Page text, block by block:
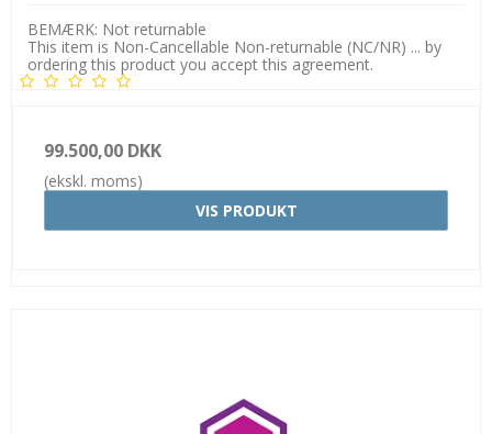
BEMÆRK: Not returnable
This item is Non-Cancellable Non-returnable (NC/NR) ... by
ordering this product you accept this agreement.
99.500,00 DKK
(ekskl. moms)
VIS PRODUKT